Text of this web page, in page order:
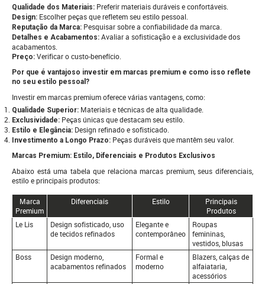
Qualidade dos Materiais: Preferir materiais duráveis e confortáveis.
Design: Escolher peças que refletem seu estilo pessoal.
Reputação da Marca: Pesquisar sobre a confiabilidade da marca.
Detalhes e Acabamentos: Avaliar a sofisticação e a exclusividade dos
acabamentos.
Preço: Verificar o custo-benefício.
Por que é vantajoso investir em marcas premium e como isso reflete
no seu estilo pessoal?
Investir em marcas premium oferece várias vantagens, como:
Qualidade Superior: Materiais e técnicas de alta qualidade.
Exclusividade: Peças únicas que destacam seu estilo.
Estilo e Elegância: Design refinado e sofisticado.
Investimento a Longo Prazo: Peças duráveis que mantêm seu valor.
Marcas Premium: Estilo, Diferenciais e Produtos Exclusivos
Abaixo está uma tabela que relaciona marcas premium, seus diferenciais,
estilo e principais produtos:
Marca
Premium
Diferenciais Estilo
Principais
Produtos
Le Lis
Design sofisticado, uso
de tecidos refinados
Elegante e
contemporâneo
Roupas
femininas,
vestidos, blusas
Boss
Design moderno,
acabamentos refinados
Formal e
moderno
Blazers, calças de
alfaiataria,
acessórios